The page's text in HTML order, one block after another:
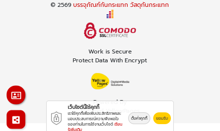
© 2569บรรจุภัณฑ์กันกระแทก วัสดุกันกระแทก
Work is Secure
Protect Data With Encrypt
Powered By
Thailand YellowPages
เว็บไซต์นี้ใช้คุกกี้
เราใช้คุกกี้เพื่อเพิ่มประสิทธิภาพและ
มอบประสบการณ์ความพึงพอใจ
ของท่านในการใช้งานเว็บไซต์ เรียน
รู้เพิ่มเติม
ตั้งค่าคุกกี้ ยอมรับ